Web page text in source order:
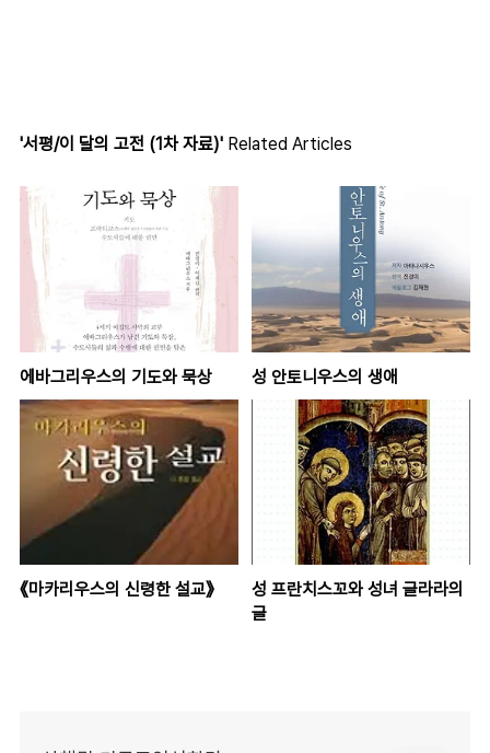
'서평/이 달의 고전 (1차 자료)' Related Articles
에바그리우스의 기도와 묵상 성 안토니우스의 생애
《마카리우스의 신령한 설교》
성 프란치스꼬와 성녀 글라라의
글